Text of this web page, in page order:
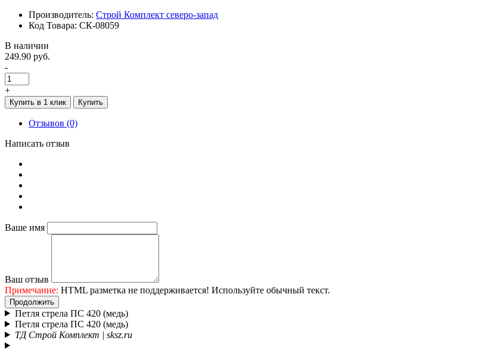
Производитель: Строй Комплект северо-запад
Код Товара: СК-08059
В наличии
249.90 руб.
-
+
Купить в 1 клик Купить
Отзывов (0)
Написать отзыв
Ваше имя
Ваш отзыв
Примечание: HTML разметка не поддерживается! Используйте обычный текст.
Продолжить
Петля стрела ПС 420 (медь)
Петля стрела ПС 420 (медь)
ТД Строй Комплект | sksz.ru